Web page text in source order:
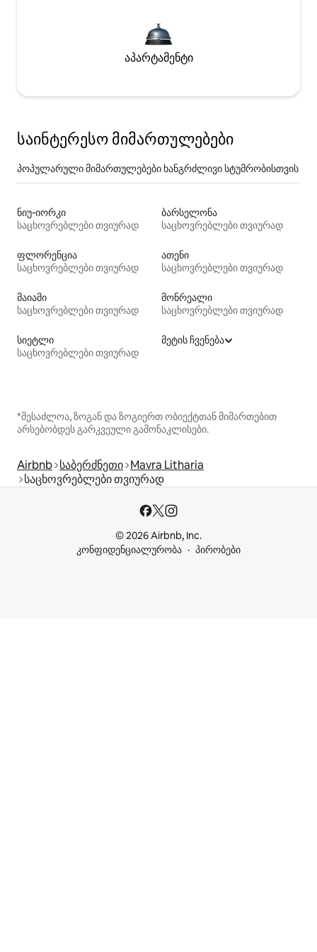
აპარტამენტი
საინტერესო მიმართულებები
პოპულარული მიმართულებები ხანგრძლივი სტუმრობისთვის
ნიუ-იორკი
საცხოვრებლები თვიურად
ბარსელონა
საცხოვრებლები თვიურად
ფლორენცია
საცხოვრებლები თვიურად
ათენი
საცხოვრებლები თვიურად
მაიამი
საცხოვრებლები თვიურად
მონრეალი
საცხოვრებლები თვიურად
სიეტლი
საცხოვრებლები თვიურად
მეტის ჩვენება
*შესაძლოა, ზოგან და ზოგიერთ ობიექტთან მიმართებით
არსებობდეს გარკვეული გამონაკლისები.
Airbnb საბერძნეთი Mavra Litharia
საცხოვრებლები თვიურად
© 2026 Airbnb, Inc.
კონფიდენციალურობა
პირობები